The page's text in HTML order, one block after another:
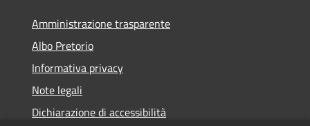
Amministrazione trasparente
Albo Pretorio
Informativa privacy
Note legali
Dichiarazione di accessibilità